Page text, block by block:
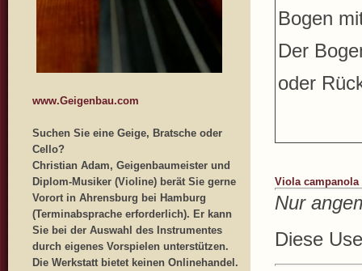
Bogen
Der
oder
Viola
Nur
Diese
www.Geigenbau.com
Suchen Sie eine Geige, Bratsche oder
Cello?
Christian Adam, Geigenbaumeister und
Diplom-Musiker (Violine) berät Sie gerne
Vorort in Ahrensburg bei Hamburg
(Terminabsprache erforderlich). Er kann
Sie bei der Auswahl des Instrumentes
durch eigenes Vorspielen unterstützen.
Die Werkstatt bietet keinen Onlinehandel.